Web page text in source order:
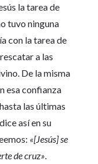
la tarea de
tuvo ninguna
con la tarea de
a las
De la misma
esa confianza
las últimas
así en su
«[Jesús] se
de cruz».